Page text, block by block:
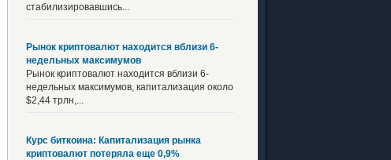
стабилизировавшись...
Рынок криптовалют находится вблизи 6-
недельных максимумов
Рынок криптовалют находится вблизи 6-
недельных максимумов, капитализация около
$2,44 трлн,...
Курс биткоина: Капитализация рынка
криптовалют потеряла еще 0,9%